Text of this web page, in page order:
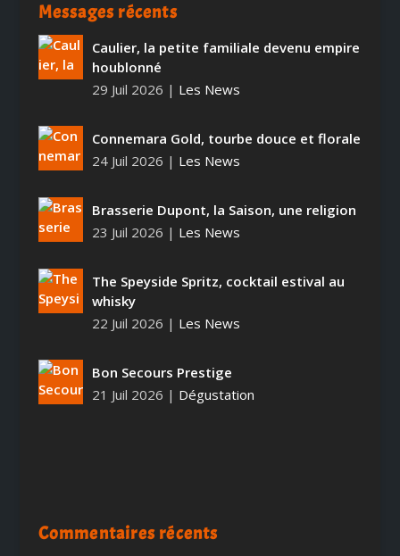
Messages récents
Caulier, la petite familiale devenu empire
houblonné
29 Juil 2026 | Les News
Connemara Gold, tourbe douce et florale
24 Juil 2026 | Les News
Brasserie Dupont, la Saison, une religion
23 Juil 2026 | Les News
The Speyside Spritz, cocktail estival au
whisky
22 Juil 2026 | Les News
Bon Secours Prestige
21 Juil 2026 | Dégustation
Commentaires récents